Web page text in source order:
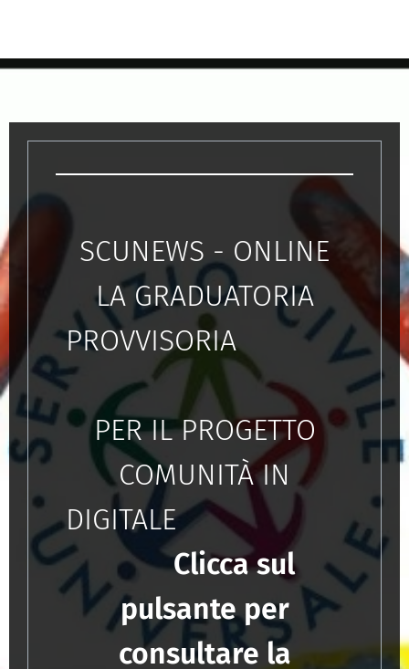
SCUNEWS - ONLINE
LA GRADUATORIA
PROVVISORIA
PER IL PROGETTO
COMUNITÀ IN
DIGITALE
Clicca sul
pulsante per
consultare la